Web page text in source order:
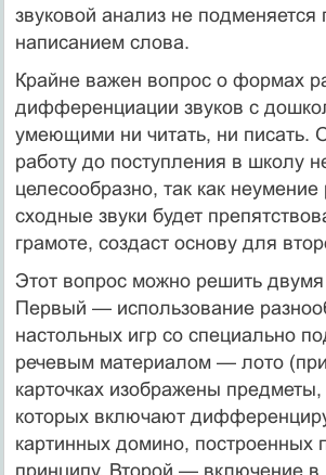
звуковой анализ не
написанием слова.
Крайне важен вопрос о формах
дифференциа­ции звуков с
умеющими ни читать, ни писать.
работу до поступления в школу
целесообразно, так как неумение
сходные звуки будет
грамоте, создаст основу для
Этот вопрос можно решить
Первый — использование
настольных игр со специаль­но
речевым материалом — лото
карточках изображены предметы,
которых вклю­чают
картинных домино, пост­роенных
принципу. Второй — включение